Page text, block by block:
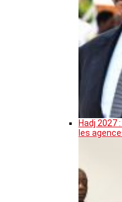
Hadj 2027
les